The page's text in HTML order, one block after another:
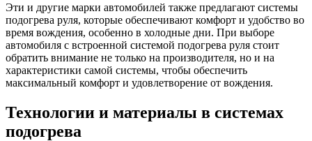
Эти и другие марки автомобилей также предлагают системы
подогрева руля, которые обеспечивают комфорт и удобство во
время вождения, особенно в холодные дни. При выборе
автомобиля с встроенной системой подогрева руля стоит
обратить внимание не только на производителя, но и на
характеристики самой системы, чтобы обеспечить
максимальный комфорт и удовлетворение от вождения.
Технологии и материалы в системах
подогрева